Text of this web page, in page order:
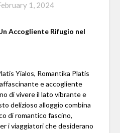
1, 2024
Accogliente Rifugio nel
Yialos, Romantika Platis
e accogliente
di vivere il lato vibrante e
delizioso alloggio combina
di romantico fascino,
i viaggiatori che desiderano